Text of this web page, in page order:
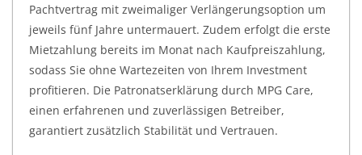
Pachtvertrag mit zweimaliger Verlängerungsoption um
jeweils fünf Jahre untermauert. Zudem erfolgt die erste
Mietzahlung bereits im Monat nach Kaufpreiszahlung,
sodass Sie ohne Wartezeiten von Ihrem Investment
profitieren. Die Patronatserklärung durch MPG Care,
einen erfahrenen und zuverlässigen Betreiber,
garantiert zusätzlich Stabilität und Vertrauen.